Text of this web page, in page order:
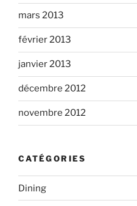
mars 2013
février 2013
janvier 2013
décembre 2012
novembre 2012
CATÉGORIES
Dining